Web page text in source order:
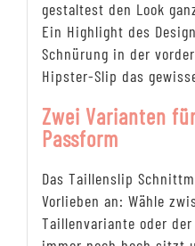
gestaltest den Look
Ein Highlight des
Schnürung in der
Hipster-Slip das
Zwei Varianten
Passform
Das Taillenslip
Vorlieben an: Wähle
Taillenvariante oder